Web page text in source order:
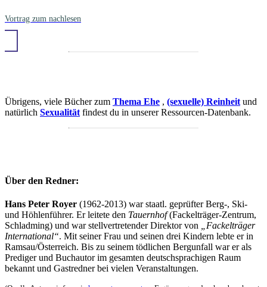
Vortrag zum nachlesen
Übrigens, viele Bücher zum Thema Ehe , (sexuelle) Reinheit und
natürlich Sexualität findest du in unserer Ressourcen-Datenbank.
Über den Redner:
Hans Peter Royer (1962-2013) war staatl. geprüfter Berg-, Ski-
und Höhlenführer. Er leitete den Tauernhof(Fackelträger-Zentrum,
Schladming) und war stellvertretender Direktor von
„Fackelträger
International“. Mit seiner Frau und seinen drei Kindern lebte er in
Ramsau/Österreich. Bis zu seinem tödlichen Bergunfall war er als
Prediger und Buchautor im gesamten deutschsprachigen Raum
bekannt und Gastredner bei vielen Veranstaltungen.